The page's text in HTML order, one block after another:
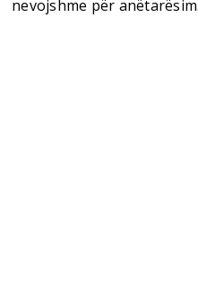
nevojshme për anëtarësim.